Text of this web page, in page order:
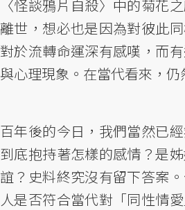
〈怪談鴉片自殺〉中的菊花
離世，想必也是因為對彼此
對於流轉命運深有感嘆，而
與心理現象。在當代看來，仍
百年後的今日，我們當然已
到底抱持著怎樣的感情？是
誼？史料終究沒有留下答案
人是否符合當代對「同性情